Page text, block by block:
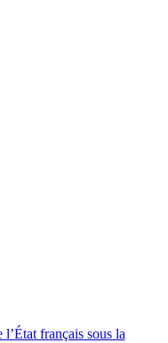
l’État français sous la